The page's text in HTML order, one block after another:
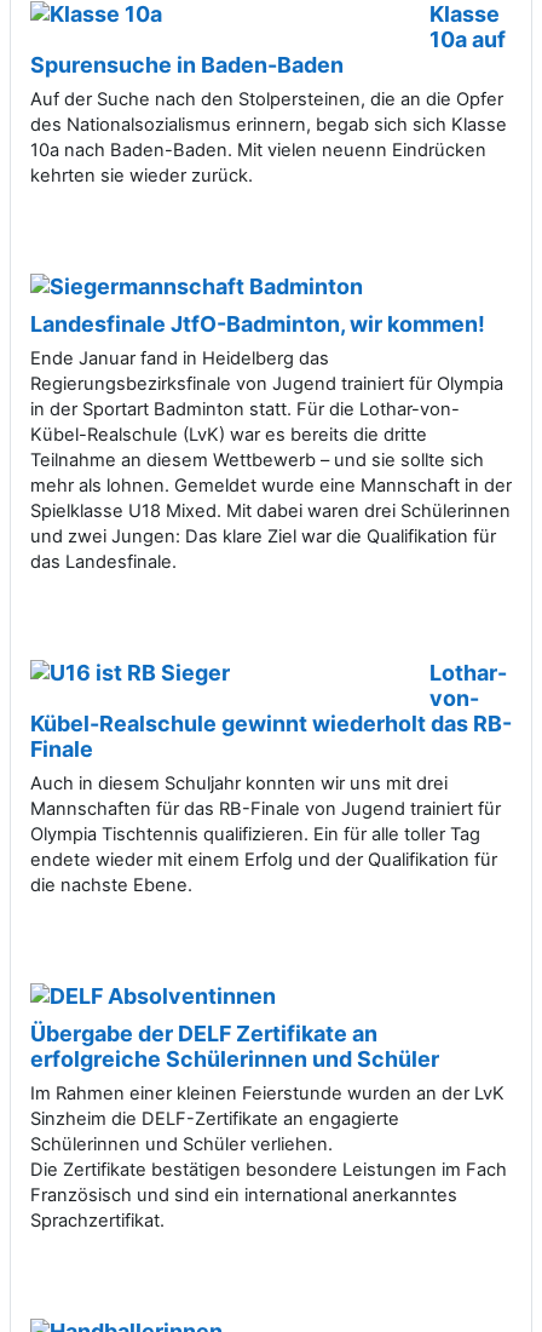
Klasse
10a auf
Spurensuche in Baden-Baden
Auf der Suche nach den Stolpersteinen, die an die Opfer
des Nationalsozialismus erinnern, begab sich sich Klasse
10a nach Baden-Baden. Mit vielen neuenn Eindrücken
kehrten sie wieder zurück.
Landesfinale JtfO-Badminton, wir kommen!
Ende Januar fand in Heidelberg das
Regierungsbezirksfinale von Jugend trainiert für Olympia
in der Sportart Badminton statt. Für die Lothar-von-
Kübel-Realschule (LvK) war es bereits die dritte
Teilnahme an diesem Wettbewerb – und sie sollte sich
mehr als lohnen. Gemeldet wurde eine Mannschaft in der
Spielklasse U18 Mixed. Mit dabei waren drei Schülerinnen
und zwei Jungen: Das klare Ziel war die Qualifikation für
das Landesfinale.
Lothar-
von-
Kübel-Realschule gewinnt wiederholt das RB-
Finale
Auch in diesem Schuljahr konnten wir uns mit drei
Mannschaften für das RB-Finale von Jugend trainiert für
Olympia Tischtennis qualifizieren. Ein für alle toller Tag
endete wieder mit einem Erfolg und der Qualifikation für
die nachste Ebene.
Übergabe der DELF Zertifikate an
erfolgreiche Schülerinnen und Schüler
Im Rahmen einer kleinen Feierstunde wurden an der LvK
Sinzheim die DELF-Zertifikate an engagierte
Schülerinnen und Schüler verliehen.
Die Zertifikate bestätigen besondere Leistungen im Fach
Französisch und sind ein international anerkanntes
Sprachzertifikat.